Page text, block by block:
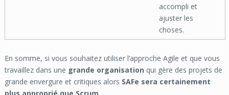
accompli et
ajuster les
choses.
En somme, si vous souhaitez utiliser l’approche Agile et que vous
travaillez dans une grande organisation qui gère des projets de
grande envergure et critiques alors SAFe sera certainement